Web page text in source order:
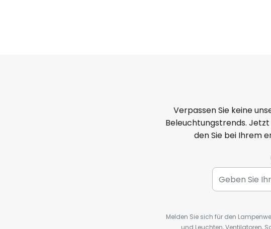
Verpassen Sie keine
Beleuchtungstrends.
den Sie bei Ihrem
Melden Sie sich für den
und Leuchten, Ventilatoren,